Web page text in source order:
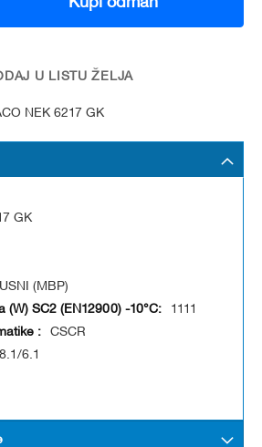
Kupi odmah
U LISTU ŽELJA
NEK 6217 GK
GK
(MBP)
1111
CSCR
8.1/6.1